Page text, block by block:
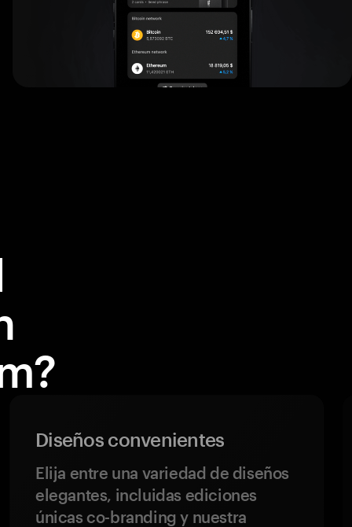
Diseños convenientes
Elija entre una variedad de diseños
elegantes, incluidas ediciones
únicas co-branding y nuestra